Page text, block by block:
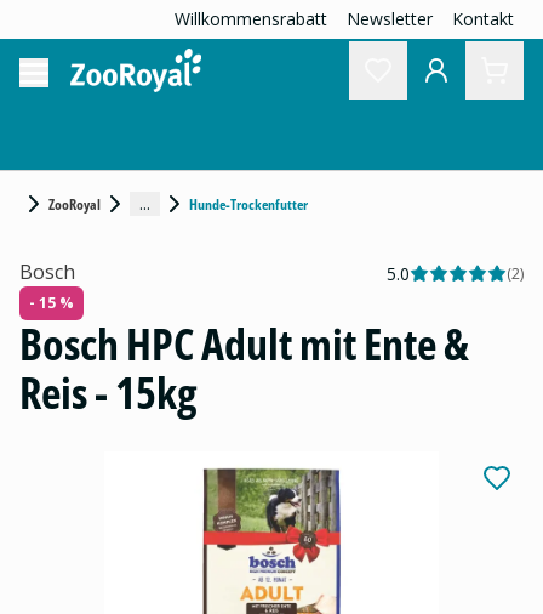
Willkommensrabatt Newsletter Kontakt
ZooRoyal ... Hunde-Trockenfutter
Bosch 5.0 (2)
- 15 %
Bosch HPC Adult mit Ente &
Reis - 15kg